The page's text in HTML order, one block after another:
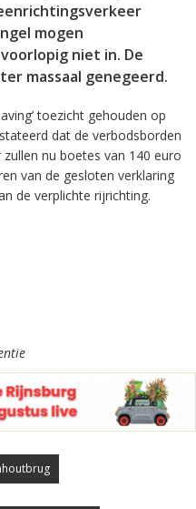
mogen
niet in. De
massaal genegeerd.
toezicht gehouden op
dat de verbodsborden
nu boetes van 140 euro
van de gesloten verklaring
de verplichte rijrichting.